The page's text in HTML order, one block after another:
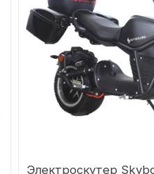
Электроскутер